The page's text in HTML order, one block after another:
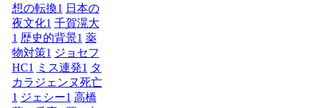
想の転換1 日本の
夜文化1 千賀滉大
1 歴史的背景1 薬
物対策1 ジョセフ
HC1 ミス連発1 タ
カラジェンヌ死亡
1 ジェシー1 高橋